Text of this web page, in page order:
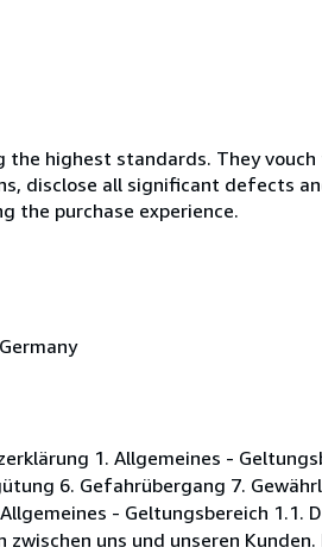
highest standards. They
disclose all significant defects
the purchase experience.
1. Allgemeines -
6. Gefahrübergang 7.
- Geltungsbereich 1.1.
uns und unseren